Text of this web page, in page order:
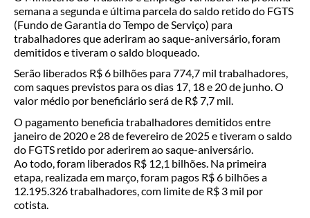
semana a segunda e última parcela do saldo retido do FGTS
(Fundo de Garantia do Tempo de Serviço) para
trabalhadores que aderiram ao saque-aniversário, foram
demitidos e tiveram o saldo bloqueado.
Serão liberados R$ 6 bilhões para 774,7 mil trabalhadores,
com saques previstos para os dias 17, 18 e 20 de junho. O
valor médio por beneficiário será de R$ 7,7 mil.
O pagamento beneficia trabalhadores demitidos entre
janeiro de 2020 e 28 de fevereiro de 2025 e tiveram o saldo
do FGTS retido por aderirem ao saque-aniversário.
Ao todo, foram liberados R$ 12,1 bilhões. Na primeira
etapa, realizada em março, foram pagos R$ 6 bilhões a
12.195.326 trabalhadores, com limite de R$ 3 mil por
cotista.